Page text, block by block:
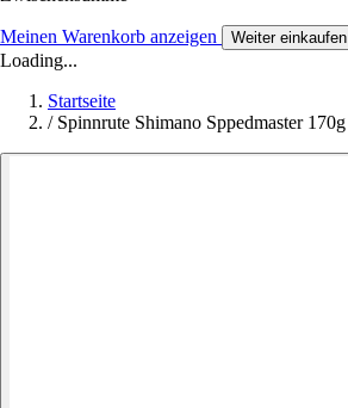
Meinen Warenkorb anzeigen Weiter einkaufen
Loading...
Startseite
/ Spinnrute Shimano Sppedmaster 170g